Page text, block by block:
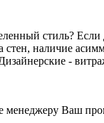
стиль?
стен, наличие
-
менеджеру Ваш